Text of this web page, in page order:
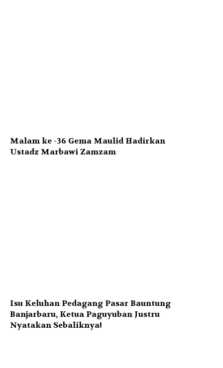
Malam ke -36 Gema Maulid Hadirkan
Ustadz Marbawi Zamzam
Isu Keluhan Pedagang Pasar Bauntung
Banjarbaru, Ketua Paguyuban Justru
Nyatakan Sebaliknya!